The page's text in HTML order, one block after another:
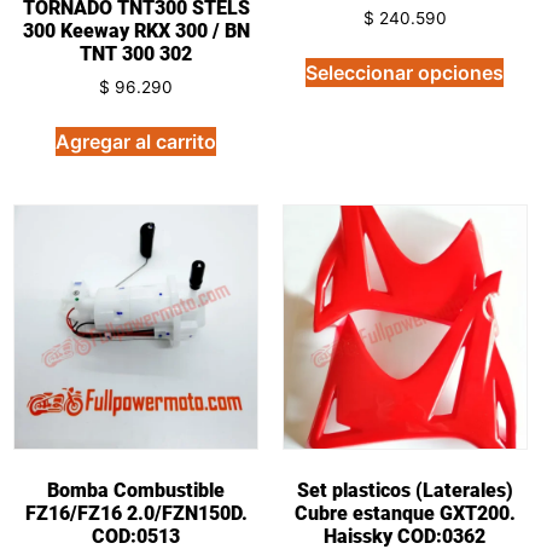
TORNADO TNT300 STELS
300 Keeway RKX 300 / BN
TNT 300 302
$ 96.290
Agregar al carrito
$ 240.590
Seleccionar opciones
Bomba Combustible
FZ16/FZ16 2.0/FZN150D.
COD:0513
Set plasticos (Laterales)
Cubre estanque GXT200.
Haissky COD:0362